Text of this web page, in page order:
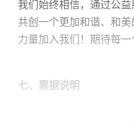
我们始终相信，通过公益
共创一个更加和谐、和
力量加入我们！期待每一
七、票据说明
对于捐赠善款的爱心人